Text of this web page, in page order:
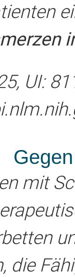
UI:
mit
die